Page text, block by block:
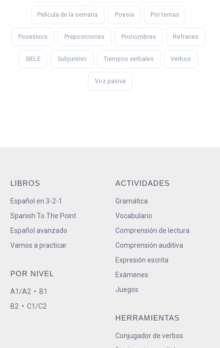
Película de la semana Poesía Por temas
Posesivos Preposiciones Pronombres Refranes
SIELE Subjuntivo Tiempos verbales Verbos
Voz pasiva
LIBROS
Español en 3-2-1
Spanish To The Point
Español avanzado
Vamos a practicar
POR NIVEL
A1/A2 • B1
B2 • C1/C2
ACTIVIDADES
Gramática
Vocabulario
Comprensión de lectura
Comprensión auditiva
Expresión escrita
Exámenes
Juegos
HERRAMIENTAS
Conjugador de verbos